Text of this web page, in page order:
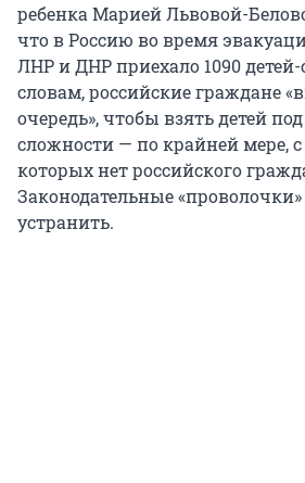
ребенка Марией Львовой-
что в Россию во время
ЛНР и ДНР приехало 1090 детей-
словам, российские граждане
очередь», чтобы взять детей
сложности — по крайней мере,
которых нет российского
Законодательные
устранить.